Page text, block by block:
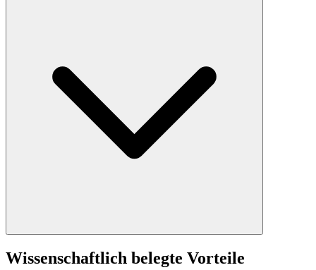
Wissenschaftlich belegte Vorteile